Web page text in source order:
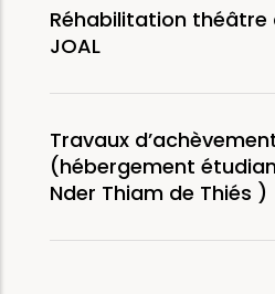
Réhabilitation théâtre
JOAL
Travaux
(hébergement
Nder Thiam de Thiés )